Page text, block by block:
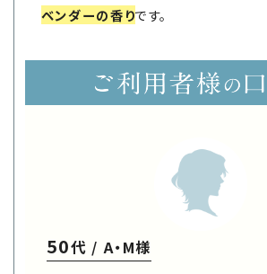
ベンダーの香りです。
50代 / A・M様